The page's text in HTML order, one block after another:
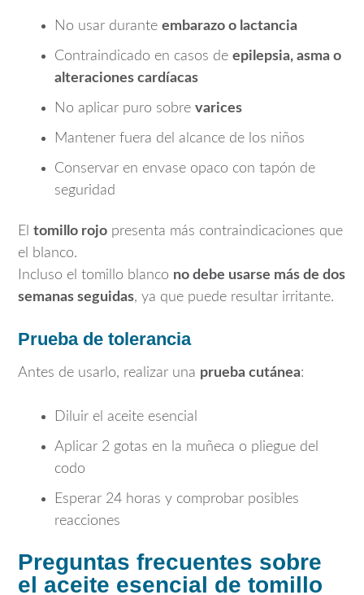
No usar durante embarazo o lactancia
Contraindicado en casos de epilepsia, asma o
alteraciones cardíacas
No aplicar puro sobre varices
Mantener fuera del alcance de los niños
Conservar en envase opaco con tapón de
seguridad
El tomillo rojo presenta más contraindicaciones que
el blanco.
Incluso el tomillo blanco no debe usarse más de dos
semanas seguidas, ya que puede resultar irritante.
Prueba de tolerancia
Antes de usarlo, realizar una prueba cutánea:
Diluir el aceite esencial
Aplicar 2 gotas en la muñeca o pliegue del
codo
Esperar 24 horas y comprobar posibles
reacciones
Preguntas frecuentes sobre
el aceite esencial de tomillo